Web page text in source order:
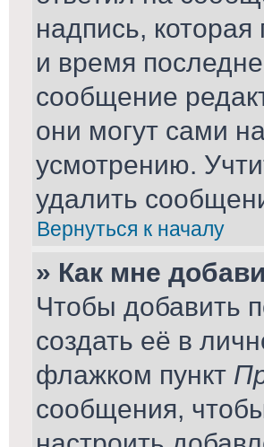
надпись, которая
и время
сообщение
они могут сами
усмотрению.
удалить
Вернуться к началу
» Как мне
Чтобы добавить
создать её в
флажком пункт
сообщения,